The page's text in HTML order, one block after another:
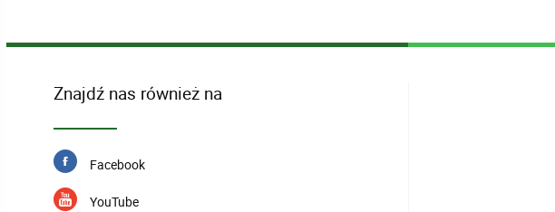
Znajdź nas również na
Facebook
YouTube